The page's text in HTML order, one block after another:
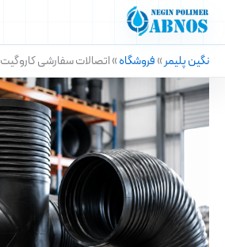
پرش
محتوا
نگین پلیمر»فروشگاه»اتصالات سفارشی کاروگیت